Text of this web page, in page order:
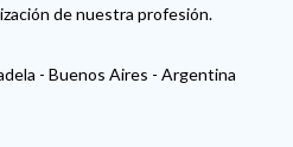
de nuestra profesión.
- Buenos Aires - Argentina